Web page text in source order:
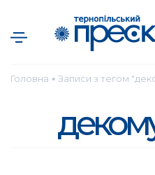
Головна ● Записи з тегом